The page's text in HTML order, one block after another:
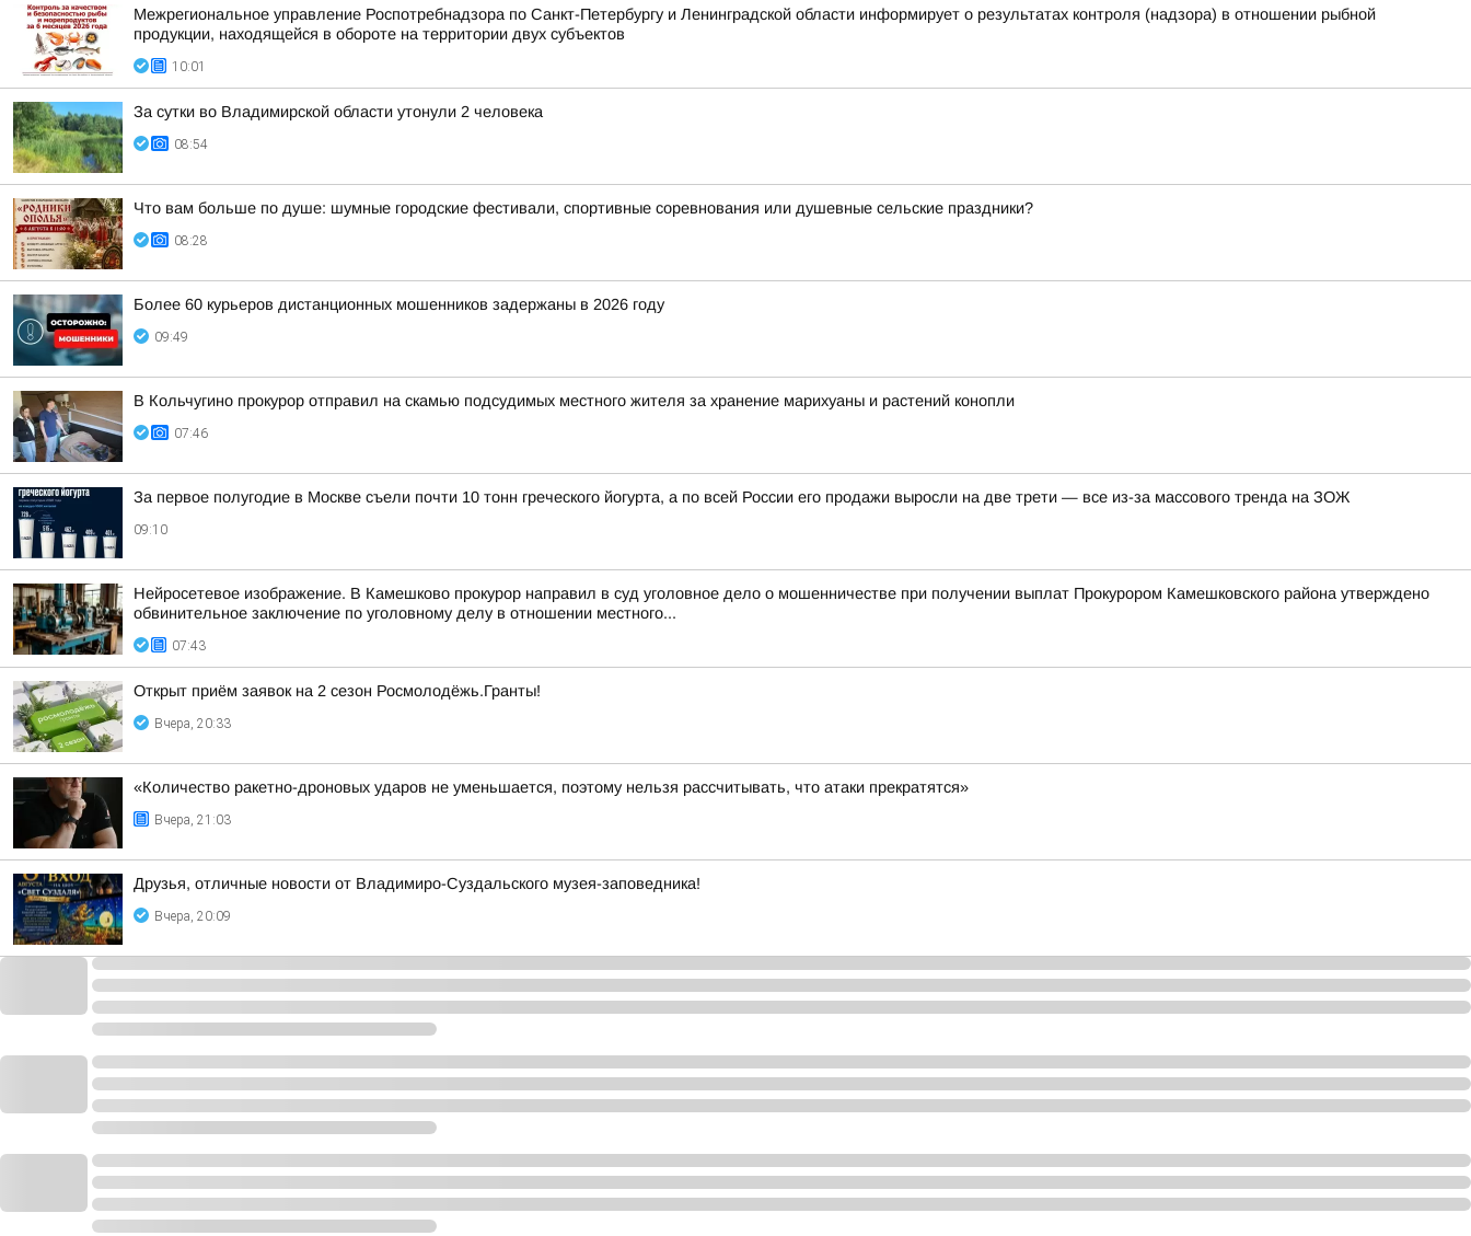
Межрегиональное управление Роспотребнадзора по Санкт-Петербургу и Ленинградской области информирует о результатах контроля (надзора) в отношении рыбной
продукции, находящейся в обороте на территории двух субъектов
10:01
За сутки во Владимирской области утонули 2 человека
08:54
Что вам больше по душе: шумные городские фестивали, спортивные соревнования или душевные сельские праздники?
08:28
Более 60 курьеров дистанционных мошенников задержаны в 2026 году
09:49
В Кольчугино прокурор отправил на скамью подсудимых местного жителя за хранение марихуаны и растений конопли
07:46
За первое полугодие в Москве съели почти 10 тонн греческого йогурта, а по всей России его продажи выросли на две трети — все из-за массового тренда на ЗОЖ
09:10
Нейросетевое изображение. В Камешково прокурор направил в суд уголовное дело о мошенничестве при получении выплат Прокурором Камешковского района утверждено
обвинительное заключение по уголовному делу в отношении местного...
07:43
Открыт приём заявок на 2 сезон Росмолодёжь.Гранты!
Вчера, 20:33
«Количество ракетно-дроновых ударов не уменьшается, поэтому нельзя рассчитывать, что атаки прекратятся»
Вчера, 21:03
Друзья, отличные новости от Владимиро-Суздальского музея-заповедника!
Вчера, 20:09